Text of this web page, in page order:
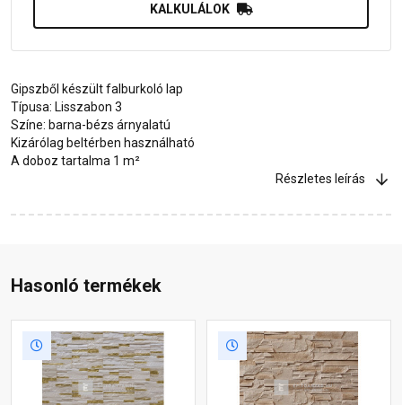
KALKULÁLOK
Gipszből készült falburkoló lap
Típusa: Lisszabon 3
Színe: barna-bézs árnyalatú
Kizárólag beltérben használható
A doboz tartalma 1 m²
Részletes leírás
Hasonló termékek